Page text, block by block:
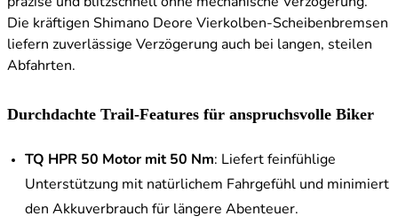
Die kräftigen Shimano Deore Vierkolben-Scheibenbremsen
liefern zuverlässige Verzögerung auch bei langen, steilen
Abfahrten.
Durchdachte Trail-Features für anspruchsvolle Biker
TQ HPR 50 Motor mit 50 Nm: Liefert feinfühlige
Unterstützung mit natürlichem Fahrgefühl und minimiert
den Akkuverbrauch für längere Abenteuer.